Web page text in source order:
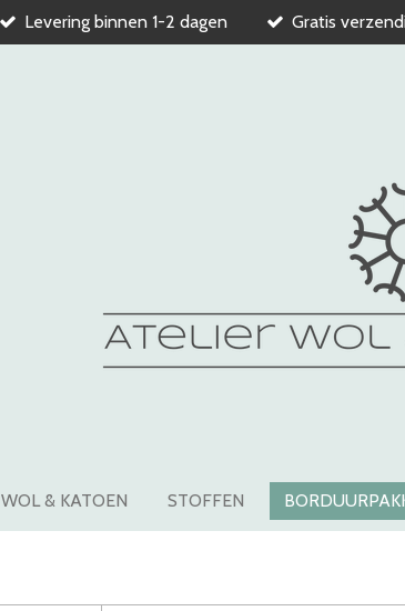
Levering binnen 1-2 dagen Gratis
WOL & KATOEN STOFFEN